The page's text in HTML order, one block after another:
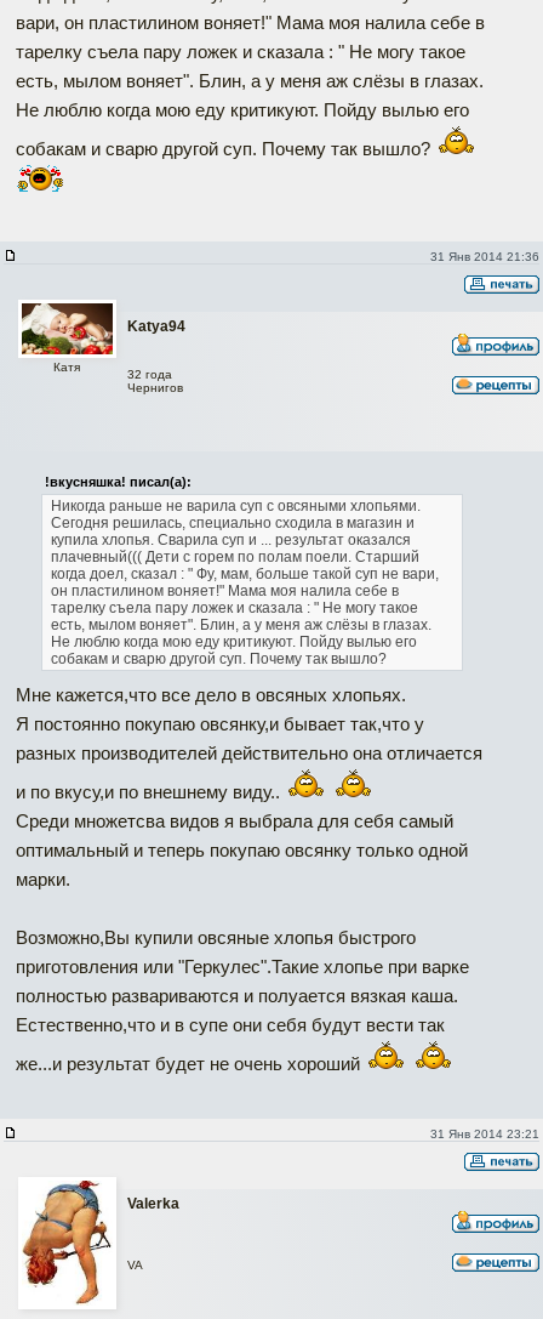
вари, он пластилином воняет!" Мама моя налила себе в
тарелку съела пару ложек и сказала : " Не могу такое
есть, мылом воняет". Блин, а у меня аж слёзы в глазах.
Не люблю когда мою еду критикуют. Пойду вылью его
собакам и сварю другой суп. Почему так вышло?
31 Янв 2014 21:36
Katya94
Катя
32 года
Чернигов
!вкусняшка! писал(а):
Никогда раньше не варила суп с овсяными хлопьями.
Сегодня решилась, специально сходила в магазин и
купила хлопья. Сварила суп и ... результат оказался
плачевный((( Дети с горем по полам поели. Старший
когда доел, сказал : " Фу, мам, больше такой суп не вари,
он пластилином воняет!" Мама моя налила себе в
тарелку съела пару ложек и сказала : " Не могу такое
есть, мылом воняет". Блин, а у меня аж слёзы в глазах.
Не люблю когда мою еду критикуют. Пойду вылью его
собакам и сварю другой суп. Почему так вышло?
Мне кажется,что все дело в овсяных хлопьях.
Я постоянно покупаю овсянку,и бывает так,что у
разных производителей действительно она отличается
и по вкусу,и по внешнему виду..
Среди множетсва видов я выбрала для себя самый
оптимальный и теперь покупаю овсянку только одной
марки.
Возможно,Вы купили овсяные хлопья быстрого
приготовления или "Геркулес".Такие хлопье при варке
полностью развариваются и полуается вязкая каша.
Естественно,что и в супе они себя будут вести так
же...и результат будет не очень хороший
31 Янв 2014 23:21
Valerka
VA